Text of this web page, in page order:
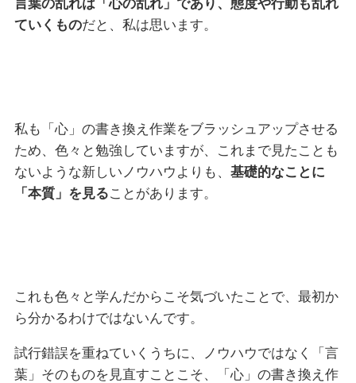
言葉の乱れは「心の乱れ」であり、態度や行動も乱れ
ていくものだと、私は思います。
私も「心」の書き換え作業をブラッシュアップさせる
ため、色々と勉強していますが、これまで見たことも
ないような新しいノウハウよりも、 基礎的なことに
「本質」を見ることがあります。
これも色々と学んだからこそ気づいたことで、最初か
ら分かるわけではないんです。
試行錯誤を重ねていくうちに、ノウハウではなく「言
葉」そのものを見直すことこそ、「心」の書き換え作